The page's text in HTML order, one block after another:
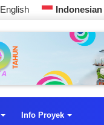
English Indonesian
Info Proyek